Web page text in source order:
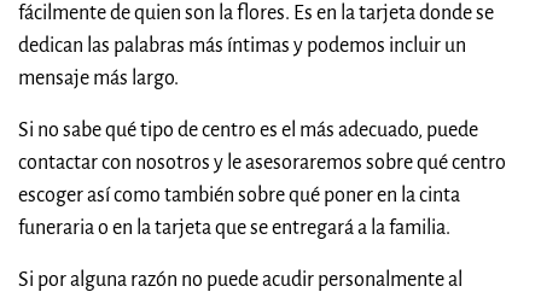
fácilmente de quien son la flores. Es en la tarjeta donde se
dedican las palabras más íntimas y podemos incluir un
mensaje más largo.
Si no sabe qué tipo de centro es el más adecuado, puede
contactar con nosotros y le asesoraremos sobre qué centro
escoger así como también sobre qué poner en la cinta
funeraria o en la tarjeta que se entregará a la familia.
Si por alguna razón no puede acudir personalmente al